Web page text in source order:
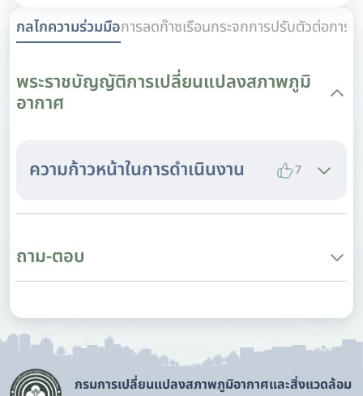
กลไกความร่วมมือการลดก๊าซเรือนกระจกการปรับตัวต่อการ
พระราชบัญญัติการเปลี่ยนแปลงสภาพภูมิ
อากาศ
ความก้าวหน้าในการดำเนินงาน 7
ถาม-ตอบ
กรมการเปลี่ยนแปลงสภาพภูมิอากาศและสิ่งแวดล้อม